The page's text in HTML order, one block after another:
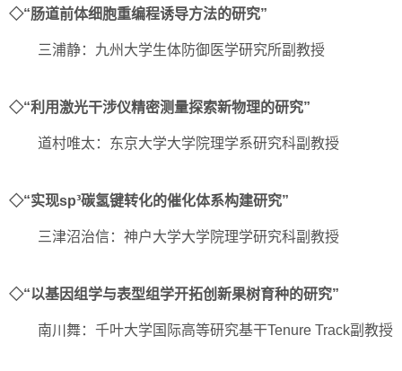
◇“肠道前体细胞重编程诱导方法的研究”
三浦静：九州大学生体防御医学研究所副教授
◇“利用激光干涉仪精密测量探索新物理的研究”
道村唯太：东京大学大学院理学系研究科副教授
◇“实现sp³碳氢键转化的催化体系构建研究”
三津沼治信：神户大学大学院理学研究科副教授
◇“以基因组学与表型组学开拓创新果树育种的研究”
南川舞：千叶大学国际高等研究基干Tenure Track副教授